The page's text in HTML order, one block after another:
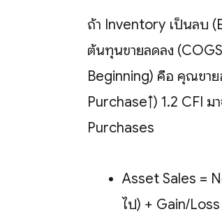
ถ้า Inventory เป็นลบ
ต้นทุนขายลดลง
Beginning) คือ คุณขาย
Purchase↑) 1.2 CFI
Purchases
Asset Sales =
ไป) + Gain/